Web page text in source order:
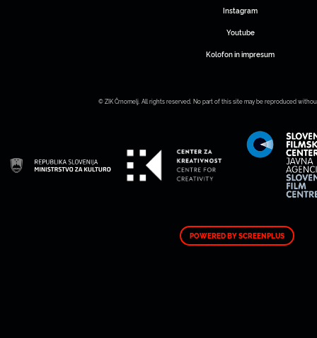
Instagram
Youtube
Kolofon in impresum
© ZIK Črnomelj. All rights reserved. No part of this site may be reproduced
POWERED BY SCREENPLUS